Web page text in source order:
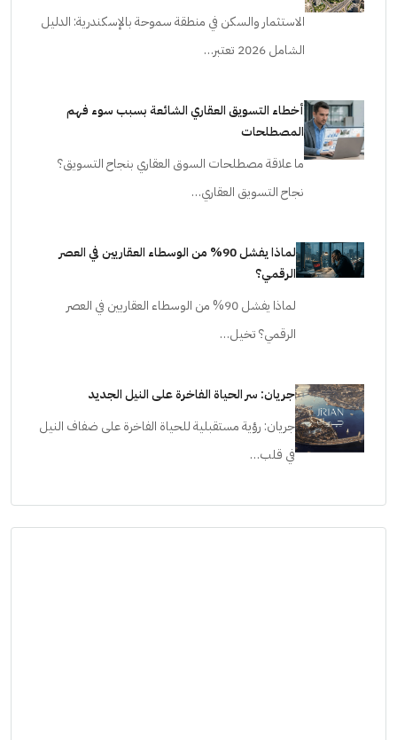
الاستثمار والسكن في منطقة سموحة بالإسكندرية: الدليل
الشامل 2026 تعتبر…
أخطاء التسويق العقاري الشائعة بسبب سوء فهم
المصطلحات
ما علاقة مصطلحات السوق العقاري بنجاح التسويق؟
نجاح التسويق العقاري…
لماذا يفشل 90% من الوسطاء العقاريين في العصر
الرقمي؟
لماذا يفشل 90% من الوسطاء العقاريين في العصر
الرقمي؟ تخيل…
جريان: سر الحياة الفاخرة على النيل الجديد
جريان: رؤية مستقبلية للحياة الفاخرة على ضفاف النيل
في قلب…